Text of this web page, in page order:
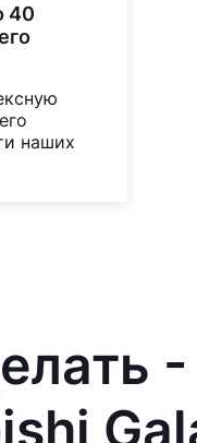
40
наших